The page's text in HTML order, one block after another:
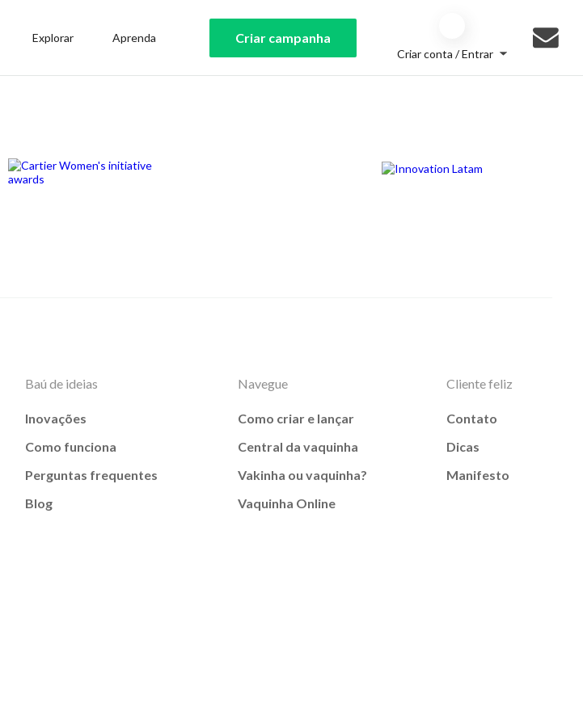
Explorar Aprenda Criar campanha
Criar conta / Entrar
Baú de ideias
Inovações
Como funciona
Perguntas frequentes
Blog
Navegue
Como criar e lançar
Central da vaquinha
Vakinha ou vaquinha?
Vaquinha Online
Cliente feliz
Contato
Dicas
Manifesto